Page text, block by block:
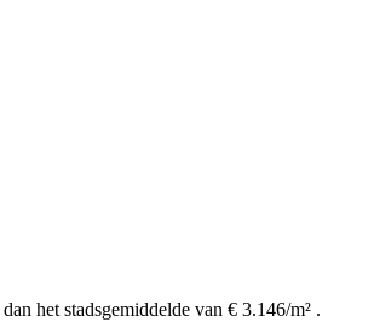
dan het stadsgemiddelde van € 3.146/m² .